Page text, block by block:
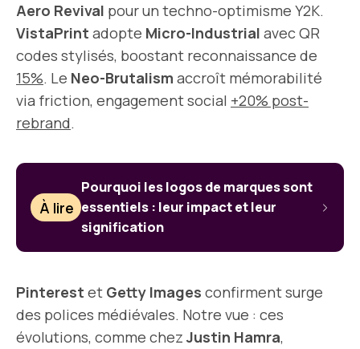
Aero Revival pour un techno-optimisme Y2K.
VistaPrint adopte Micro-Industrial avec QR
codes stylisés, boostant reconnaissance de
15%. Le Neo-Brutalism accroît mémorabilité
via friction, engagement social +20% post-
rebrand.
À lire
Pourquoi les logos de marques sont
essentiels : leur impact et leur
signification
Pinterest et Getty Images confirment surge
des polices médiévales. Notre vue : ces
évolutions, comme chezJustin Hamra,